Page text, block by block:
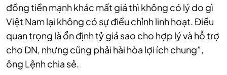
đồng tiền mạnh khác mất giá thì không có lý do gì
Việt Nam lại không có sự điều chỉnh linh hoạt. Điều
quan trọng là ổn định tỷ giá sao cho hợp lý và hỗ trợ
cho DN, nhưng cũng phải hài hòa lợi ích chung”,
ông Lệnh chia sẻ.